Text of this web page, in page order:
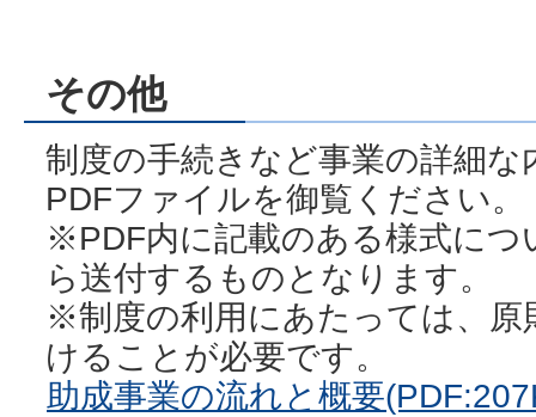
その他
制度の手続きなど事業の詳細
PDFファイルを御覧ください。
※PDF内に記載のある様式につ
ら送付するものとなります。
※制度の利用にあたっては、原
けることが必要です。
助成事業の流れと概要